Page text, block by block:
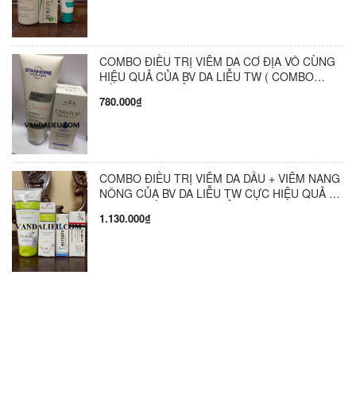
COMBO ĐIỀU TRỊ VIÊM DA CƠ ĐỊA VÔ CÙNG
HIỆU QUẢ CỦA BV DA LIỄU TW ( COMBO
780.000₫
COMBO ĐIỀU TRỊ VIÊM DA DẦU + VIÊM NANG
NÔNG CỦA BV DA LIỄU TW CỰC HIỆU QUẢ (
1.130.000₫